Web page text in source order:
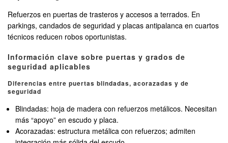
Refuerzos en puertas de trasteros y accesos a terrados. En
parkings, candados de seguridad y placas antipalanca en cuartos
técnicos reducen robos oportunistas.
Información clave sobre puertas y grados de
seguridad aplicables
Diferencias entre puertas blindadas, acorazadas y de
seguridad
Blindadas: hoja de madera con refuerzos metálicos. Necesitan
más “apoyo” en escudo y placa.
Acorazadas: estructura metálica con refuerzos; admiten